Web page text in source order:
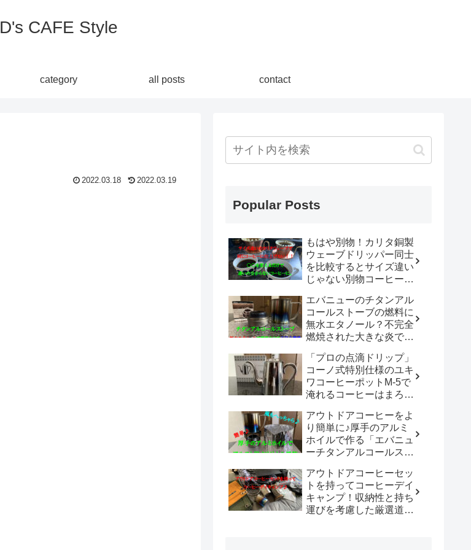
D's CAFE Style
category all posts contact
2022.03.18 2022.03.19
Popular Posts
もはや別物！カリタ銅製
ウェーブドリッパー同士
を比較するとサイズ違い
じゃない別物コーヒード
「WDC-185開封レビュ
ー」
エバニューのチタンアル
コールストーブの燃料に
無水エタノール？不完全
燃焼された大きな炎でチ
沸かしてコーヒーを楽し
む。
「プロの点滴ドリップ」
コーノ式特別仕様のユキ
ワコーヒーポットM-5で
淹れるコーヒーはまろや
アウトドアコーヒーをよ
り簡単に♪厚手のアルミ
ホイルで作る「エバニュ
ーチタンアルコールスト
手は既製品以上？？
アウトドアコーヒーセッ
トを持ってコーヒーデイ
キャンプ！収納性と持ち
運びを考慮した厳選道具